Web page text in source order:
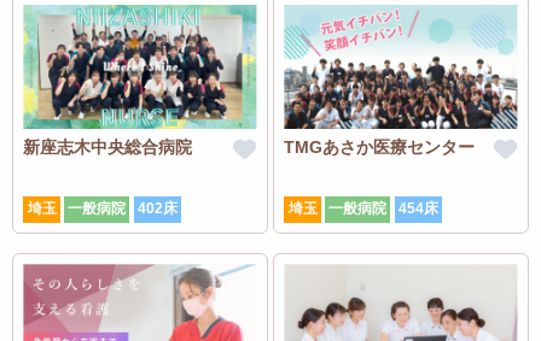
新座志木中央総合病院
埼玉 一般病院 402床
TMGあさか医療センター
埼玉 一般病院 454床